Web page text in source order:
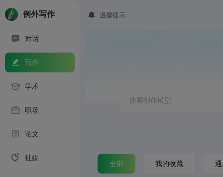
例外写作
对话
写作
学术
职场
论文
社媒
温馨提示
全部 我的收藏